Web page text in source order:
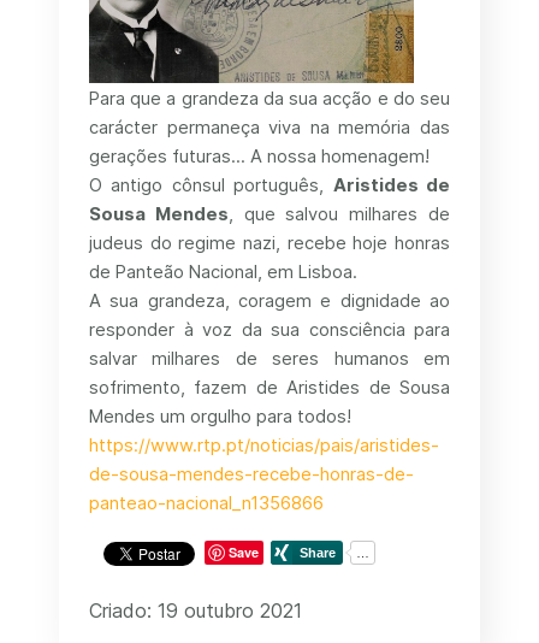
Para que a grandeza da sua acção e do seu
carácter permaneça viva na memória das
gerações futuras... A nossa homenagem!
O antigo cônsul português, Aristides de
Sousa Mendes, que salvou milhares de
judeus do regime nazi, recebe hoje honras
de Panteão Nacional, em Lisboa.
A sua grandeza, coragem e dignidade ao
responder à voz da sua consciência para
salvar milhares de seres humanos em
sofrimento, fazem de Aristides de Sousa
Mendes um orgulho para todos!
https://www.rtp.pt/noticias/pais/aristides-
de-sousa-mendes-recebe-honras-de-
panteao-nacional_n1356866
Save
Criado: 19 outubro 2021